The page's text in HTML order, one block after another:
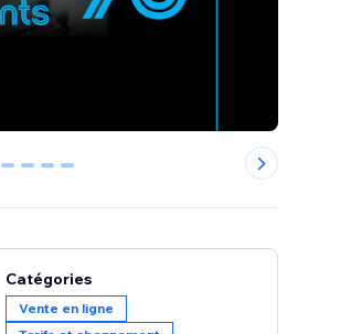
2 3 4 5
Catégories
Vente en ligne